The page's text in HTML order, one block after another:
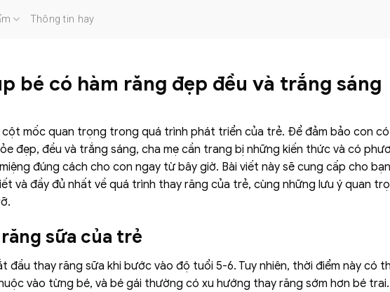
Thông tin hay
bé có hàm răng đẹp đều và trắng sáng
cột mốc quan trọng trong quá trình phát triển của trẻ. Để đảm bảo con
đẹp, đều và trắng sáng, cha mẹ cần trang bị những kiến thức và có
đúng cách cho con ngay từ bây giờ. Bài viết này sẽ cung cấp cho bạn
và đầy đủ nhất về quá trình thay răng của trẻ, cùng những lưu ý quan
sữa của trẻ
đầu thay răng sữa khi bước vào độ tuổi 5-6. Tuy nhiên, thời điểm này có
vào từng bé, và bé gái thường có xu hướng thay răng sớm hơn bé trai.